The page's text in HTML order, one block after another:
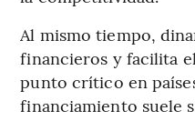
Al mismo tiempo,
financieros y facilita
punto crítico en
financiamiento suele